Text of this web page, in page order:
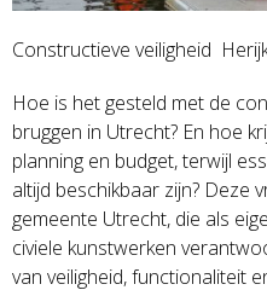
Constructieve veiligheid
Hoe is het gesteld met de
bruggen in Utrecht? En hoe
planning en budget, terwijl
altijd beschikbaar zijn? Deze
gemeente Utrecht, die als
civiele kunstwerken
van veiligheid, functionaliteit